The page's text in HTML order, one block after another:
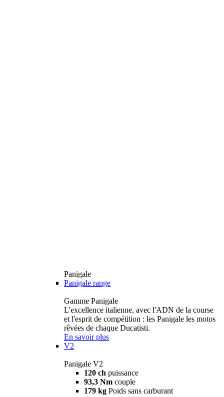
Panigale
Panigale range
Gamme Panigale
L'excellence italienne, avec l'ADN de la course
et l'esprit de compétition : les Panigale les motos
rêvées de chaque Ducatisti.
En savoir plus
V2
Panigale V2
120 ch puissance
93,3 Nm couple
179 kg Poids sans carburant